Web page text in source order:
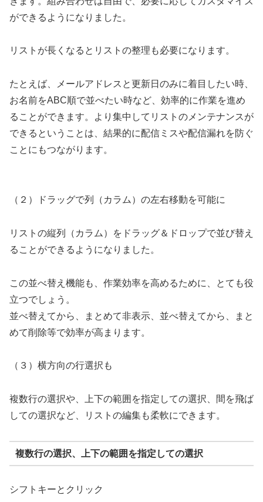
ができるようになりました。
リストが長くなるとリストの整理も必要になります。
たとえば、メールアドレスと更新日のみに着目したい時、
お名前をABC順で並べたい時など、効率的に作業を進め
ることができます。より集中してリストのメンテナンスが
できるということは、結果的に配信ミスや配信漏れを防ぐ
ことにもつながります。
（２）ドラッグで列（カラム）の左右移動を可能に
リストの縦列（カラム）をドラッグ＆ドロップで並び替え
ることができるようになりました。
この並べ替え機能も、作業効率を高めるために、とても役
立つでしょう。
並べ替えてから、まとめて非表示、並べ替えてから、まと
めて削除等で効率が高まります。
（３）横方向の行選択も
複数行の選択や、上下の範囲を指定しての選択、間を飛ば
しての選択など、リストの編集も柔軟にできます。
複数行の選択、上下の範囲を指定しての選択
シフトキーとクリック